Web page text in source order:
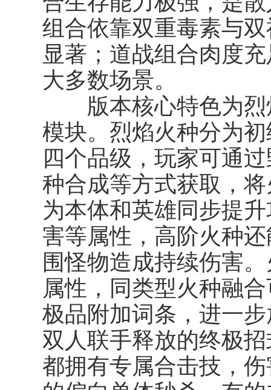
组合依靠双重毒素与
显著；道战组合肉度
大多数场景。
版本核心特色为
模块。烈焰火种分为
四个品级，玩家可通
种合成等方式获取，
为本体和英雄同步提
害等属性，高阶火种
围怪物造成持续伤害
属性，同类型火种融
极品附加词条，进一
双人联手释放的终极
都拥有专属合击技，